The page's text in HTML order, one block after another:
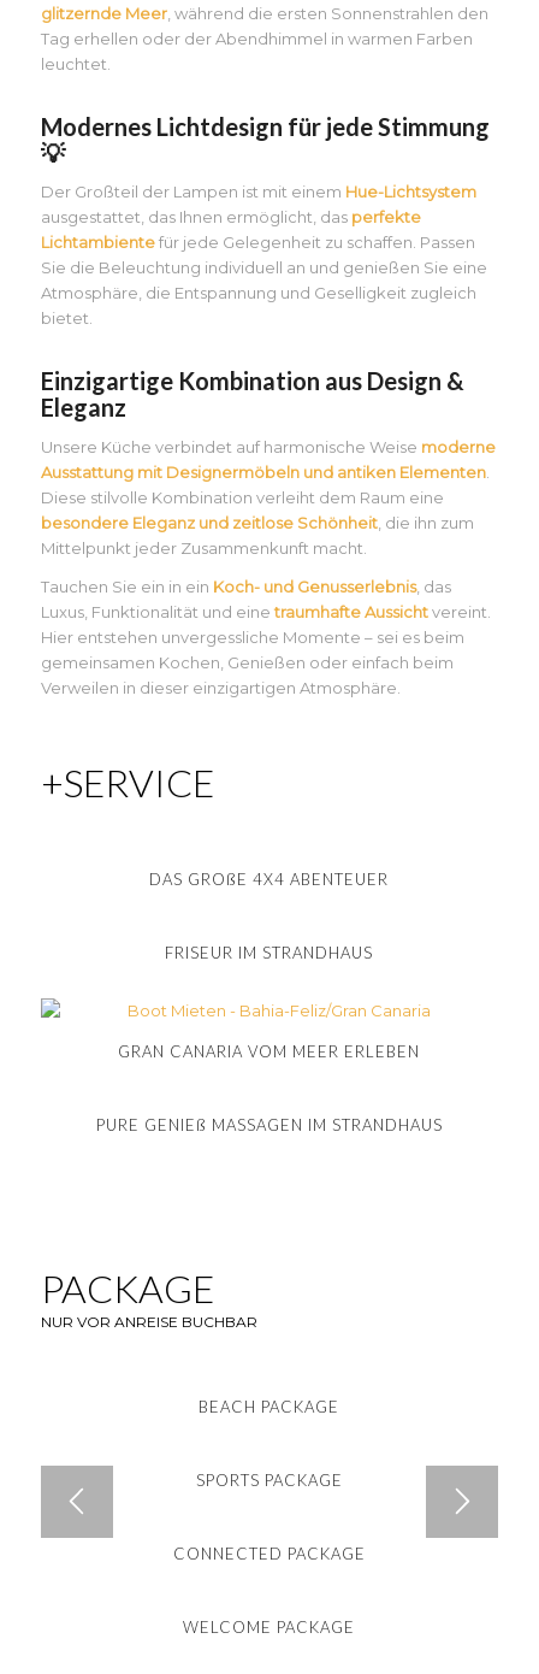
glitzernde Meer, während die ersten Sonnenstrahlen den
Tag erhellen oder der Abendhimmel in warmen Farben
leuchtet.
Modernes Lichtdesign für jede Stimmung
💡
Der Großteil der Lampen ist mit einem Hue-Lichtsystem
ausgestattet, das Ihnen ermöglicht, das perfekte
Lichtambientefür jede Gelegenheit zu schaffen. Passen
Sie die Beleuchtung individuell an und genießen Sie eine
Atmosphäre, die Entspannung und Geselligkeit zugleich
bietet.
Einzigartige Kombination aus Design &
Eleganz
Unsere Küche verbindet auf harmonische Weise moderne
Ausstattung mit Designermöbeln und antiken Elementen.
Diese stilvolle Kombination verleiht dem Raum eine
besondere Eleganz und zeitlose Schönheit, die ihn zum
Mittelpunkt jeder Zusammenkunft macht.
Tauchen Sie ein in ein Koch- und Genusserlebnis, das
Luxus, Funktionalität und einetraumhafte Aussichtvereint.
Hier entstehen unvergessliche Momente – sei es beim
gemeinsamen Kochen, Genießen oder einfach beim
Verweilen in dieser einzigartigen Atmosphäre.
+SERVICE
DAS GROßE 4X4 ABENTEUER
FRISEUR IM STRANDHAUS
GRAN CANARIA VOM MEER ERLEBEN
PURE GENIEß MASSAGEN IM STRANDHAUS
PACKAGE
NUR VOR ANREISE BUCHBAR
BEACH PACKAGE
SPORTS PACKAGE
CONNECTED PACKAGE
WELCOME PACKAGE